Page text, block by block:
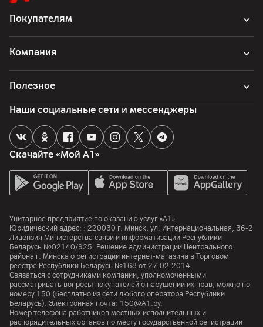
Покупателям
Компания
Полезное
Скачайте «Мой А1»
Наши социальные сети и мессенджеры
Унитарное предприятие по оказанию услуг «А1»
Юридический адрес: : 220030 г. Минск, ул. Интернациональная, 36-2
Лицензия Министерства связи и информатизации Республики
Беларусь №02140/925. Решение администрации Центрального
района г. Минска о регистрации интернет-магазина в Торговом
реестре Республики Беларусь №168 от 27.02.2014.
Связаться с сотрудниками компании, уполномоченными
рассматривать вопросы покупателей о нарушении их прав, можно по
номеру 150 (бесплатно из сети любого оператора Республики
Беларусь). Электронная почта: 150@A1.by.
Номер телефона работников местных исполнительных и
распорядительных органов по месту государственной регистрации